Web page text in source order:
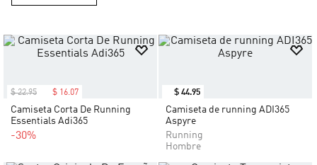
$ 22.95 $ 16.07
Camiseta Corta De Running
Essentials Adi365
-30%
$ 44.95
Camiseta de running ADI365
Aspyre
Running
Hombre